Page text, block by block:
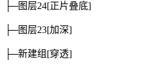
├─图层24[正片叠底]
├─图层23[加深]
├─新建组 [穿透]